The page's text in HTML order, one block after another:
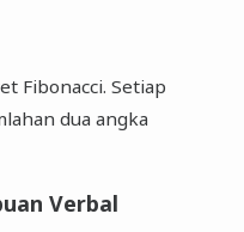
Fibonacci. Setiap
dua angka
Verbal